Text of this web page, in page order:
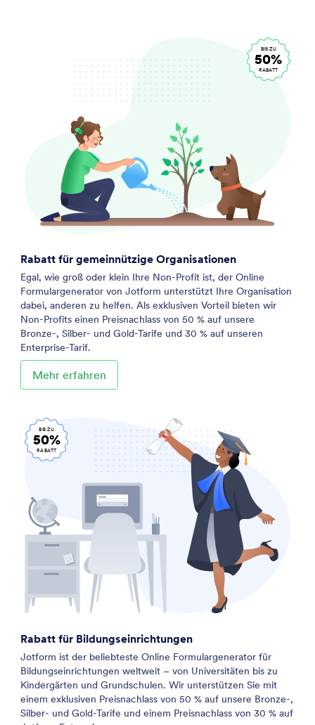
BIS ZU
50%
RABATT
Rabatt für gemeinnützige Organisationen
Egal, wie groß oder klein Ihre Non-Profit ist, der Online
Formulargenerator von Jotform unterstützt Ihre Organisation
dabei, anderen zu helfen. Als exklusiven Vorteil bieten wir
Non-Profits einen Preisnachlass von 50 % auf unsere
Bronze-, Silber- und Gold-Tarife und 30 % auf unseren
Enterprise-Tarif.
Mehr erfahren
Rabatt für Bildungseinrichtungen
Jotform ist der beliebteste Online Formulargenerator für
Bildungseinrichtungen weltweit – von Universitäten bis zu
Kindergärten und Grundschulen. Wir unterstützen Sie mit
einem exklusiven Preisnachlass von 50 % auf unsere Bronze-,
Silber- und Gold-Tarife und einem Preisnachlass von 30 % auf
BIS ZU
50%
RABATT